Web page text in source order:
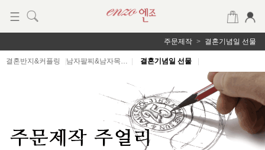
주문제작 결혼기념일 선물
결혼반지&커플링 남자팔찌&남자목걸이 결혼기념일 선물